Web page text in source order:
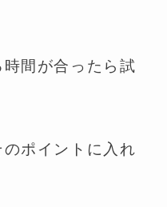
間が合ったら試
ポイントに入れ